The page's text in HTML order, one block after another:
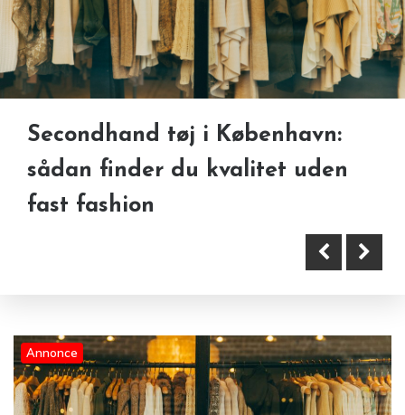
Secondhand tøj i København:
sådan finder du kvalitet uden
fast fashion
Når stil, liv og lyd mødes
Annonce